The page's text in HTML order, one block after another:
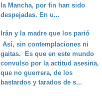
la Mancha, por fin han sido
despejadas. En u...
Irán y la madre que los parió
Así, sin contemplaciones ni
gaitas. Es que en este mundo
convulso por la actitud asesina,
que no guerrera, de los
bastardos y tarados de s...